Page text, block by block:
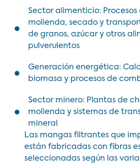
Sector alimenticio: Procesos
molienda, secado y
de granos, azúcar y otros
pulverulentos
Generación energética:
biomasa y procesos de
Sector minero: Plantas de
molienda y sistemas de
mineral
Las mangas filtrantes que
están fabricadas con fibras
seleccionadas según las